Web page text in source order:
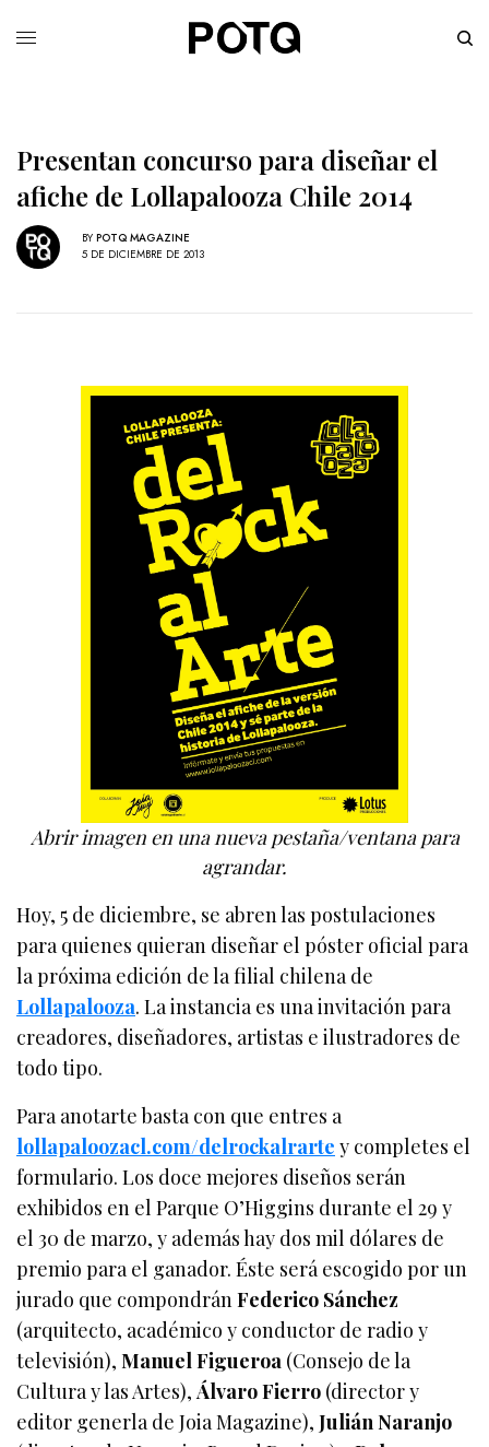
Presentan concurso para diseñar el
afiche de Lollapalooza Chile 2014
BY POTQ MAGAZINE
5 DE DICIEMBRE DE 2013
Abrir imagen en una nueva pestaña/ventana para
agrandar.
Hoy, 5 de diciembre, se abren las postulaciones
para quienes quieran diseñar el póster oficial para
la próxima edición de la filial chilena de
Lollapalooza. La instancia es una invitación para
creadores, diseñadores, artistas e ilustradores de
todo tipo.
Para anotarte basta con que entres a
lollapaloozacl.com/delrockalrarte y completes el
formulario. Los doce mejores diseños serán
exhibidos en el Parque O’Higgins durante el 29 y
el 30 de marzo, y además hay dos mil dólares de
premio para el ganador. Éste será escogido por un
jurado que compondránFederico Sánchez
(arquitecto, académico y conductor de radio y
televisión),Manuel Figueroa (Consejo de la
Cultura y las Artes),Álvaro Fierro (director y
editor generla de Joia Magazine),Julián Naranjo